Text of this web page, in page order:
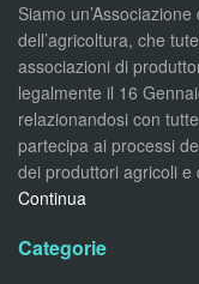
Siamo
dell’agricoltura, che
associazioni di
legalmente il 16
relazionandosi con
partecipa ai processi
dei produttori agricoli
Continua
Categorie